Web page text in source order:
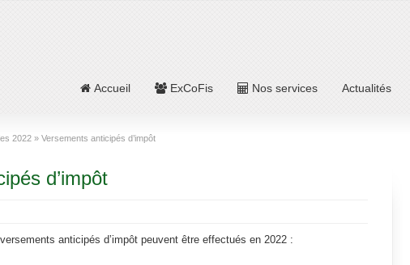
Accueil ExCoFis Nos services Actualités
2022 » Versements anticipés d’impôt
d’impôt
anticipés d’impôt peuvent être effectués en 2022 :